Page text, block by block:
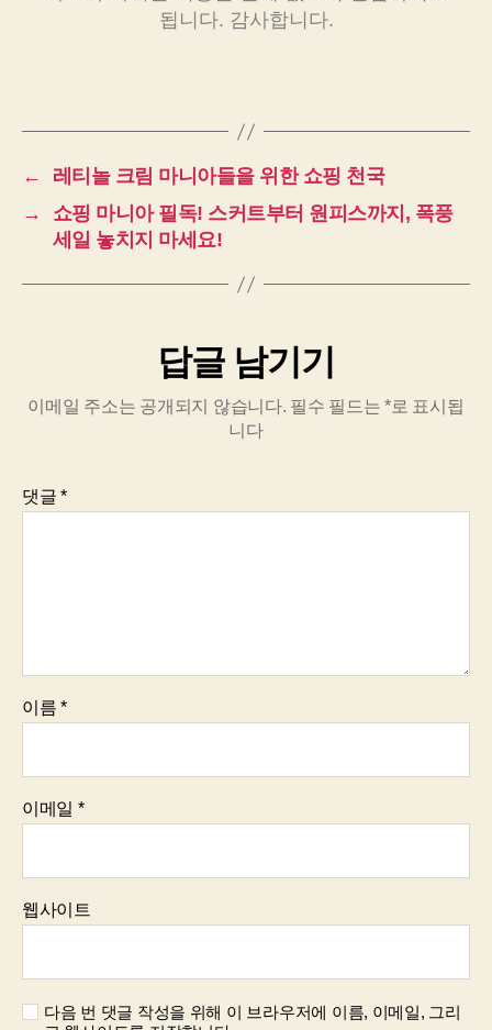
됩니다. 감사합니다.
←
레티놀 크림 마니아들을 위한 쇼핑 천국
→
쇼핑 마니아 필독! 스커트부터 원피스까지, 폭풍
세일 놓치지 마세요!
답글 남기기
이메일 주소는 공개되지 않습니다. 필수 필드는*로 표시됩
니다
댓글*
이름*
이메일 *
웹사이트
다음 번 댓글 작성을 위해 이 브라우저에 이름, 이메일, 그리